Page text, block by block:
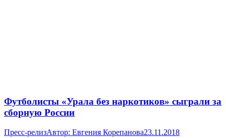
Футболисты «Урала без наркотиков» сыграли за
сборную России
Пресс-релизАвтор: Евгения Корепанова23.11.2018